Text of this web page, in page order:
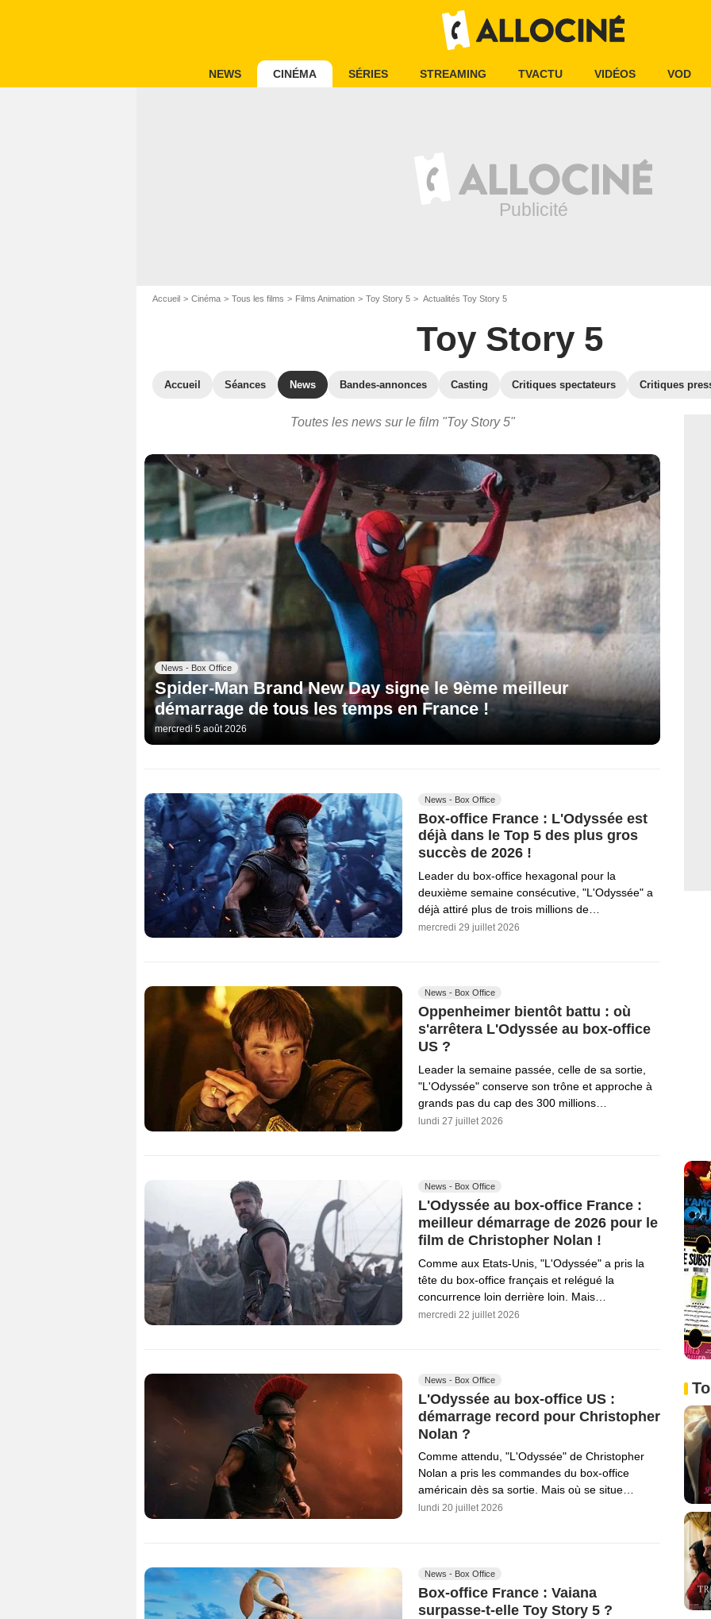
NEWS CINÉMA SÉRIES STREAMING TVACTU VIDÉOS VOD
Accueil Cinéma Tous les films Films Animation Toy Story 5 Actualités Toy Story 5
Toy Story 5
Accueil Séances News Bandes-annonces Casting Critiques spectateurs Critiques
Toutes les news sur le film "Toy Story 5"
News - Box Office
Spider-Man Brand New Day signe le 9ème meilleur
démarrage de tous les temps en France !
mercredi 5 août 2026
News - Box Office
Box-office France : L'Odyssée est
déjà dans le Top 5 des plus gros
succès de 2026 !
Leader du box-office hexagonal pour la
deuxième semaine consécutive, "L'Odyssée" a
déjà attiré plus de trois millions de…
mercredi 29 juillet 2026
News - Box Office
Oppenheimer bientôt battu : où
s'arrêtera L'Odyssée au box-office
US ?
Leader la semaine passée, celle de sa sortie,
"L'Odyssée" conserve son trône et approche à
grands pas du cap des 300 millions…
lundi 27 juillet 2026
News - Box Office
L'Odyssée au box-office France :
meilleur démarrage de 2026 pour le
film de Christopher Nolan !
Comme aux Etats-Unis, "L'Odyssée" a pris la
tête du box-office français et relégué la
concurrence loin derrière loin. Mais…
mercredi 22 juillet 2026
News - Box Office
L'Odyssée au box-office US :
démarrage record pour Christopher
Nolan ?
Comme attendu, "L'Odyssée" de Christopher
Nolan a pris les commandes du box-office
américain dès sa sortie. Mais où se situe…
lundi 20 juillet 2026
News - Box Office
Box-office France : Vaiana
surpasse-t-elle Toy Story 5 ?